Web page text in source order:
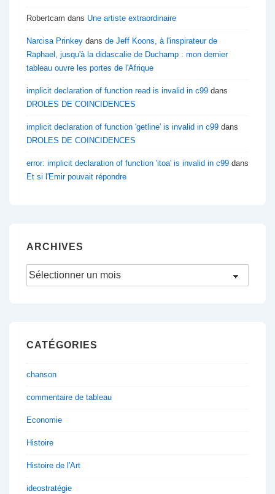
Robertcam dans Une artiste extraordinaire
Narcisa Prinkey dans de Jeff Koons, à l'inspirateur de
Raphael, jusqu'à la didascalie de Duchamp : mon dernier
tableau ouvre les portes de l'Afrique
implicit declaration of function read is invalid in c99 dans
DROLES DE COINCIDENCES
implicit declaration of function 'getline' is invalid in c99 dans
DROLES DE COINCIDENCES
error: implicit declaration of function 'itoa' is invalid in c99 dans
Et si l'Emir pouvait répondre
ARCHIVES
Archives
CATÉGORIES
chanson
commentaire de tableau
Economie
Histoire
Histoire de l'Art
ideostratégie